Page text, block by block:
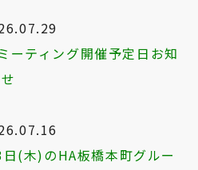
ーティング開催予定日お知
(木)のHA板橋本町グルー